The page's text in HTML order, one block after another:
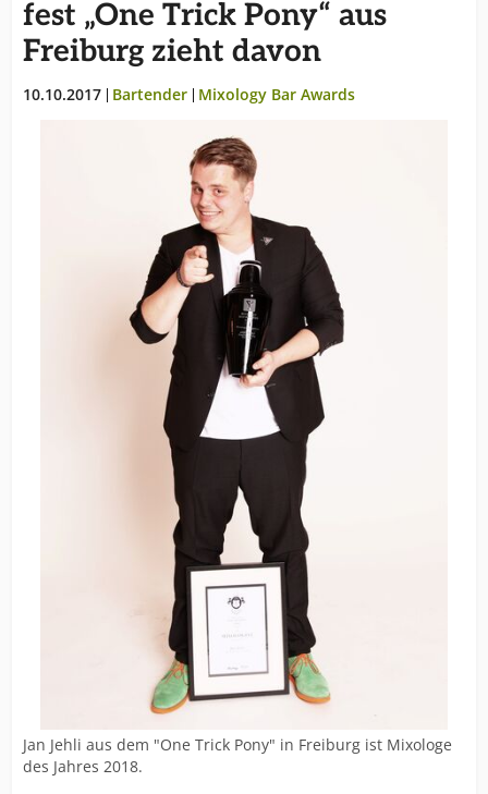
fest „One Trick Pony“ aus
Freiburg zieht davon
10.10.2017 Bartender Mixology Bar Awards
Jan Jehli aus dem "One Trick Pony" in Freiburg ist Mixologe
des Jahres 2018.